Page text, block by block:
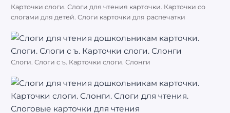
Карточки слоги. Слоги для чтения карточки. Карточки со
слогами для детей. Слоги карточки для распечатки
Слоги. Слоги с ъ. Карточки слоги. Слонги